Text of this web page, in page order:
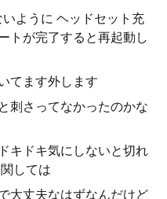
ように ヘッドセット充
トが完了すると再起動し
てます外します
刺さってなかったのかな
キドキ気にしないと切れ
しては
大丈夫なはずなんだけど